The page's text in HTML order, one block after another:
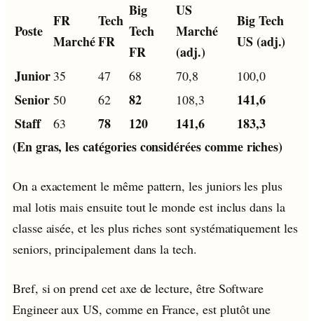
Poste
FR
Marché
Tech
FR
Big
Tech
FR
US
Marché
(adj.)
Big Tech
US (adj.)
Junior 35 47 68 70,8 100,0
Senior 50 62 82 108,3
141,6
Staff
63 78 120 141,6
183,3
(En gras, les catégories considérées comme riches)
On a exactement le même pattern, les juniors les plus
mal lotis mais ensuite tout le monde est inclus dans la
classe aisée, et les plus riches sont systématiquement les
seniors, principalement dans la tech.
Bref, si on prend cet axe de lecture, être Software
Engineer aux US, comme en France, est plutôt une